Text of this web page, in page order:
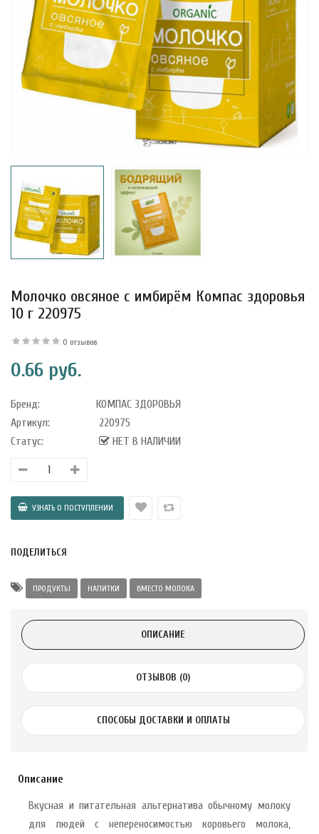
в
Укрепление
Молочко овсяное с имбирём Компас здоровья
10 г 220975
0 отзывов
0.66 руб.
Бренд:
КОМПАС ЗДОРОВЬЯ
Артикул:
220975
Статус:
НЕТ В НАЛИЧИИ
ПОДЕЛИТЬСЯ
ПРОДУКТЫ НАПИТКИ ВМЕСТО МОЛОКА
ОПИСАНИЕ
ОТЗЫВОВ (0)
СПОСОБЫ ДОСТАВКИ И ОПЛАТЫ
Описание
Вкусная и питательная альтернатива обычному молоку
для людей с непереносимостью коровьего молока,